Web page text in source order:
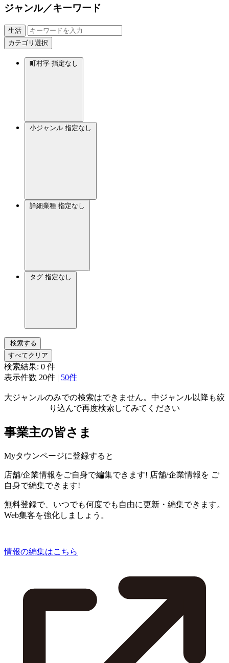
ジャンル／キーワード
生活
カテゴリ選択
町村字 指定なし
小ジャンル 指定なし
詳細業種 指定なし
タグ 指定なし
検索する
すべてクリア
検索結果: 0 件
表示件数 20件 | 50件
大ジャンルのみでの検索はできません。中ジャンル以降も絞
り込んで再度検索してみてください
事業主の皆さま
Myタウンページに登録すると
店舗/企業情報をご自身で編集できます! 店舗/企業情報を ご
自身で編集できます!
無料登録で、いつでも何度でも自由に更新・編集できます。
Web集客を強化しましょう。
情報の編集はこちら